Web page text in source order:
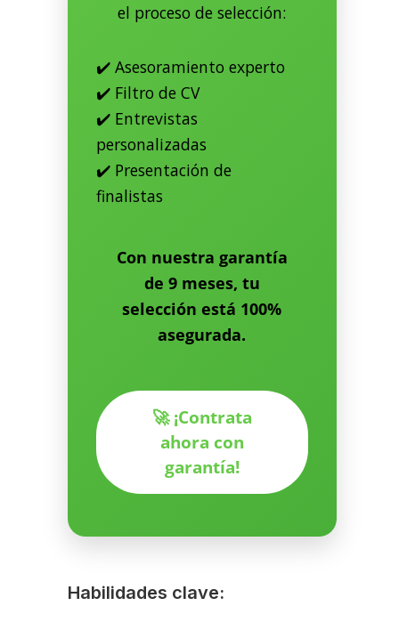
el proceso de selección:
✔️ Asesoramiento experto
✔️ Filtro de CV
✔️ Entrevistas
personalizadas
✔️ Presentación de
finalistas
Con nuestra garantía
de 9 meses, tu
selección está 100%
asegurada.
🚀 ¡Contrata
ahora con
garantía!
Habilidades clave: